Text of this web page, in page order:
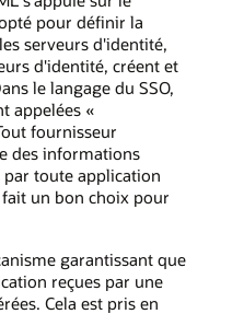
pour définir la
serveurs d'identité,
d'identité, créent et
le langage du SSO,
appelées «
fournisseur
des informations
toute application
un bon choix pour
garantissant que
reçues par une
Cela est pris en